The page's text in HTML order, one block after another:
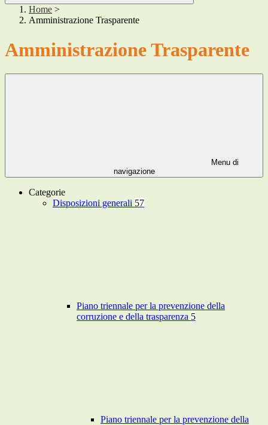
Home >
Amministrazione Trasparente
Amministrazione Trasparente
Menu di
navigazione
Categorie
Disposizioni generali 57
Piano triennale per la prevenzione della
corruzione e della trasparenza 5
Piano triennale per la prevenzione della